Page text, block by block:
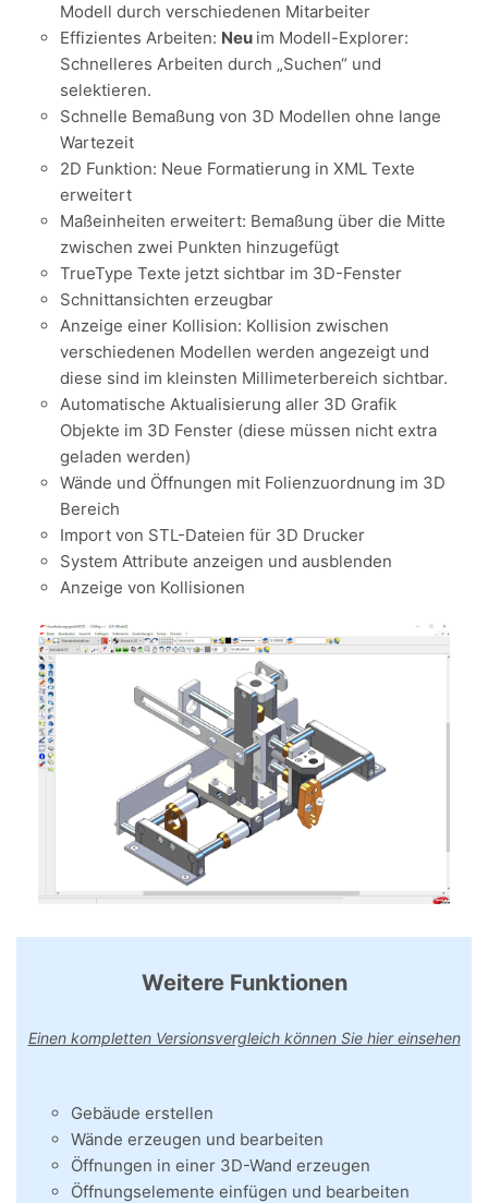
Modell durch verschiedenen Mitarbeiter
Effizientes Arbeiten: Neu im Modell-Explorer:
Schnelleres Arbeiten durch „Suchen“ und
selektieren.
Schnelle Bemaßung von 3D Modellen ohne lange
Wartezeit
2D Funktion: Neue Formatierung in XML Texte
erweitert
Maßeinheiten erweitert: Bemaßung über die Mitte
zwischen zwei Punkten hinzugefügt
TrueType Texte jetzt sichtbar im 3D-Fenster
Schnittansichten erzeugbar
Anzeige einer Kollision: Kollision zwischen
verschiedenen Modellen werden angezeigt und
diese sind im kleinsten Millimeterbereich sichtbar.
Automatische Aktualisierung aller 3D Grafik
Objekte im 3D Fenster (diese müssen nicht extra
geladen werden)
Wände und Öffnungen mit Folienzuordnung im 3D
Bereich
Import von STL-Dateien für 3D Drucker
System Attribute anzeigen und ausblenden
Anzeige von Kollisionen
Weitere Funktionen
Einen kompletten Versionsvergleich können Sie hier einsehen
Gebäude erstellen
Wände erzeugen und bearbeiten
Öffnungen in einer 3D-Wand erzeugen
Öffnungselemente einfügen und bearbeiten